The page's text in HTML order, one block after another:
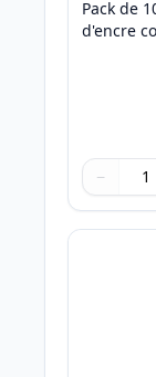
Pack de
d'encre
Quantité
Utilisez
−
Quantité